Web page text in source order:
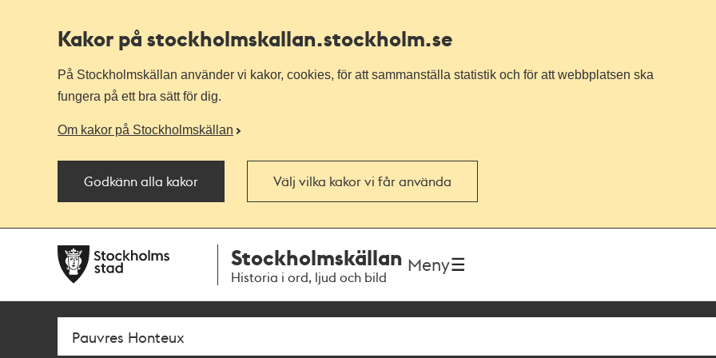
Kakor på stockholmskallan.stockholm.se
På Stockholmskällan använder vi kakor, cookies, för att sammanställa statistik och för att webbplatsen ska
fungera på ett bra sätt för dig.
Om kakor på Stockholmskällan
Godkänn alla kakor Välj vilka kakor vi får använda
navigationen
huvudinnehållet
Stockholmskällan
Historia i ord, ljud och bild
Meny
Sök